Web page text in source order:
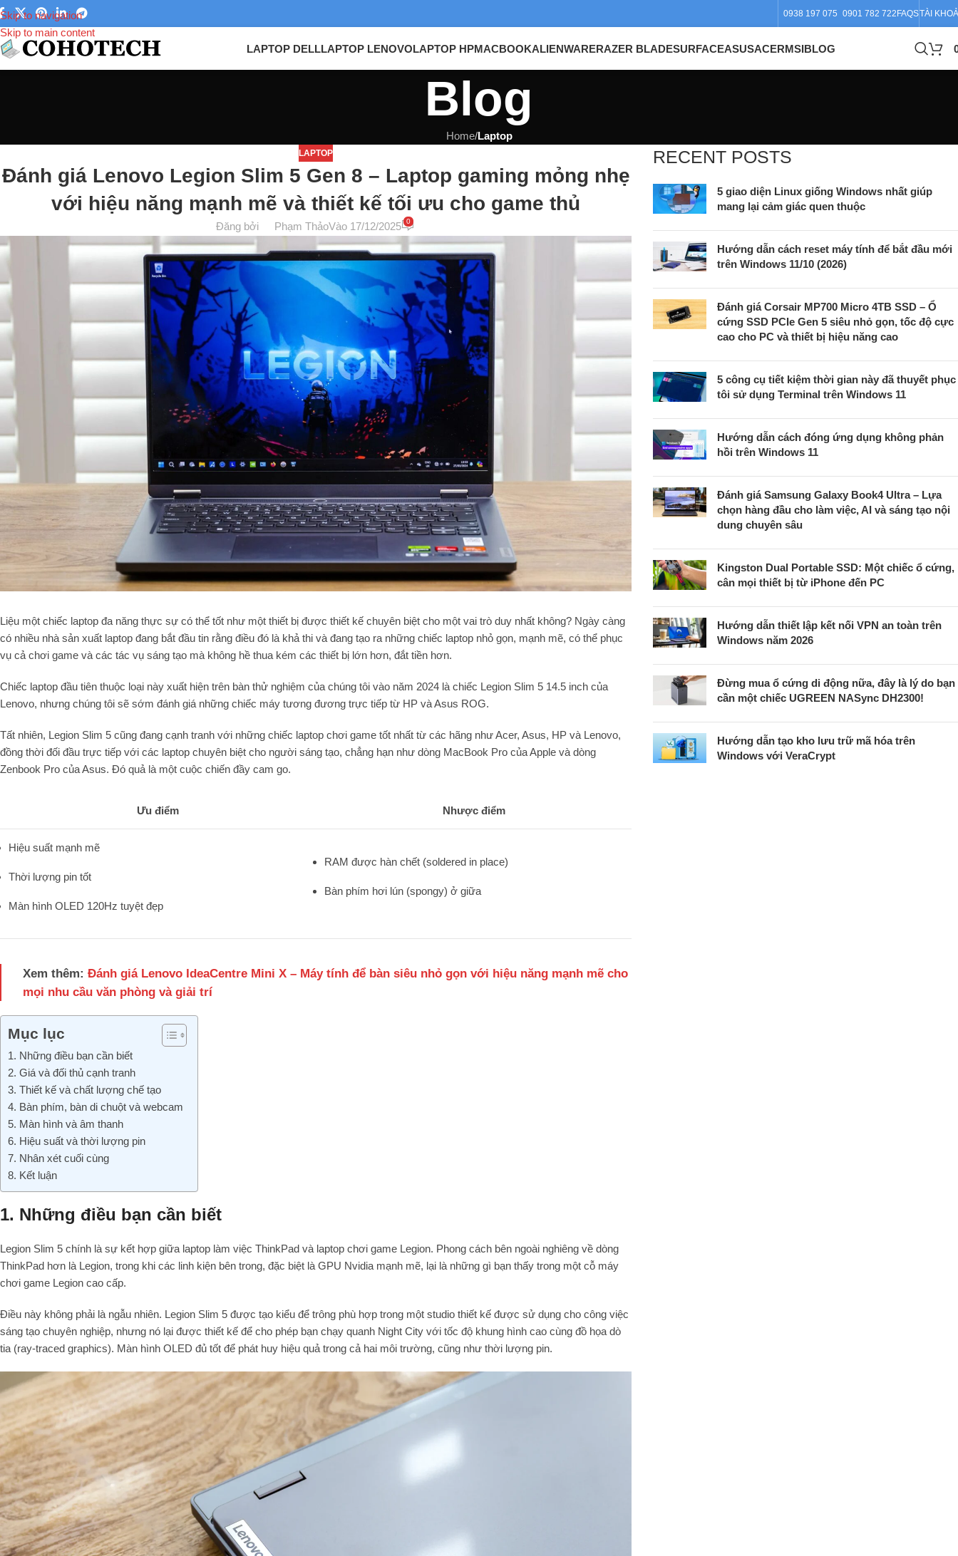
Skip to navigation
Skip to main content
0938 197 075 0901 782 722 FAQSTÀI
LAPTOP DELLLAPTOP LENOVOLAPTOP HPMACBOOKALIENWARERAZER BLADESURFACEASUSACERMSIBLOG
Blog
Home/Laptop
LAPTOP
Đánh giá Lenovo Legion Slim 5 Gen 8 – Laptop gaming mỏng nhẹ
với hiệu năng mạnh mẽ và thiết kế tối ưu cho game thủ
Đăng bởi Phạm ThảoVào 17/12/2025 0
Liệu một chiếc laptop đa năng thực sự có thể tốt như một thiết bị được thiết kế chuyên biệt cho một vai trò duy nhất không? Ngày càng
có nhiều nhà sản xuất laptop đang bắt đầu tin rằng điều đó là khả thi và đang tạo ra những chiếc laptop nhỏ gọn, mạnh mẽ, có thể phục
vụ cả chơi game và các tác vụ sáng tạo mà không hề thua kém các thiết bị lớn hơn, đắt tiền hơn.
Chiếc laptop đầu tiên thuộc loại này xuất hiện trên bàn thử nghiệm của chúng tôi vào năm 2024 là chiếc Legion Slim 5 14.5 inch của
Lenovo, nhưng chúng tôi sẽ sớm đánh giá những chiếc máy tương đương trực tiếp từ HP và Asus ROG.
Tất nhiên, Legion Slim 5 cũng đang cạnh tranh với những chiếc laptop chơi game tốt nhất từ các hãng như Acer, Asus, HP và Lenovo,
đồng thời đối đầu trực tiếp với các laptop chuyên biệt cho người sáng tạo, chẳng hạn như dòng MacBook Pro của Apple và dòng
Zenbook Pro của Asus. Đó quả là một cuộc chiến đầy cam go.
Ưu điểm Nhược điểm
Hiệu suất mạnh mẽ
Thời lượng pin tốt
Màn hình OLED 120Hz tuyệt đẹp
RAM được hàn chết (soldered in place)
Bàn phím hơi lún (spongy) ở giữa
Xem thêm: Đánh giá Lenovo IdeaCentre Mini X – Máy tính để bàn siêu nhỏ gọn với hiệu năng mạnh mẽ cho
mọi nhu cầu văn phòng và giải trí
Mục lục
1. Những điều bạn cần biết
2. Giá và đối thủ cạnh tranh
3. Thiết kế và chất lượng chế tạo
4. Bàn phím, bàn di chuột và webcam
5. Màn hình và âm thanh
6. Hiệu suất và thời lượng pin
7. Nhân xét cuối cùng
8. Kết luận
1. Những điều bạn cần biết
Legion Slim 5 chính là sự kết hợp giữa laptop làm việc ThinkPad và laptop chơi game Legion. Phong cách bên ngoài nghiêng về dòng
ThinkPad hơn là Legion, trong khi các linh kiện bên trong, đặc biệt là GPU Nvidia mạnh mẽ, lại là những gì bạn thấy trong một cỗ máy
chơi game Legion cao cấp.
Điều này không phải là ngẫu nhiên. Legion Slim 5 được tạo kiểu để trông phù hợp trong một studio thiết kế được sử dụng cho công việc
sáng tạo chuyên nghiệp, nhưng nó lại được thiết kế để cho phép bạn chạy quanh Night City với tốc độ khung hình cao cùng đồ họa dò
tia (ray-traced graphics). Màn hình OLED đủ tốt để phát huy hiệu quả trong cả hai môi trường, cũng như thời lượng pin.
RECENT POSTS
5 giao diện Linux giống Windows nhất giúp
mang lại cảm giác quen thuộc
Hướng dẫn cách reset máy tính để bắt đầu mới
trên Windows 11/10 (2026)
Đánh giá Corsair MP700 Micro 4TB SSD – Ổ
cứng SSD PCIe Gen 5 siêu nhỏ gọn, tốc độ cực
cao cho PC và thiết bị hiệu năng cao
5 công cụ tiết kiệm thời gian này đã thuyết phục
tôi sử dụng Terminal trên Windows 11
Hướng dẫn cách đóng ứng dụng không phản
hồi trên Windows 11
Đánh giá Samsung Galaxy Book4 Ultra – Lựa
chọn hàng đầu cho làm việc, AI và sáng tạo nội
dung chuyên sâu
Kingston Dual Portable SSD: Một chiếc ổ cứng,
cân mọi thiết bị từ iPhone đến PC
Hướng dẫn thiết lập kết nối VPN an toàn trên
Windows năm 2026
Đừng mua ổ cứng di động nữa, đây là lý do bạn
cần một chiếc UGREEN NASync DH2300!
Hướng dẫn tạo kho lưu trữ mã hóa trên
Windows với VeraCrypt